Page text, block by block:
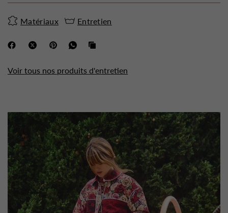
Matériaux Entretien
Voir tous nos produits d'entretien